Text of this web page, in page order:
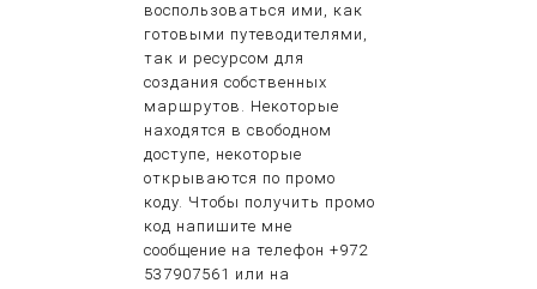
воспользоваться ими, как
готовыми путеводителями,
так и ресурсом для
создания собственных
маршрутов. Некоторые
находятся в свободном
доступе, некоторые
открываются по промо
коду. Чтобы получить промо
код напишите мне
сообщение на телефон +972
537907561 или на